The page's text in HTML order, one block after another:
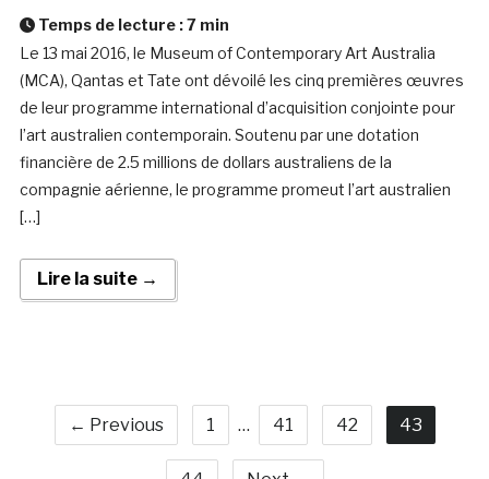
Temps de lecture :7 min
Le 13 mai 2016, le Museum of Contemporary Art Australia
(MCA), Qantas et Tate ont dévoilé les cinq premières œuvres
de leur programme international d’acquisition conjointe pour
l’art australien contemporain. Soutenu par une dotation
financière de 2.5 millions de dollars australiens de la
compagnie aérienne, le programme promeut l’art australien
[…]
Lire la suite →
← Previous 1 … 41 42 43